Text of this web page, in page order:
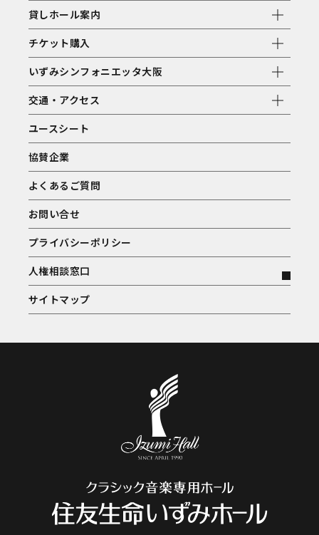
貸しホール案内
チケット購入
いずみシンフォニエッタ大阪
交通・アクセス
ユースシート
協賛企業
よくあるご質問
お問い合せ
プライバシーポリシー
人権相談窓口
サイトマップ